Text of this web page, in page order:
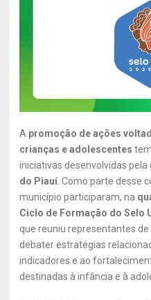
A promoção de ações
crianças e adolescentes
iniciativas desenvolvidas
do Piauí . Como parte desse
município participaram, na
Ciclo de Formação do Selo
que reuniu representantes de
debater estratégias
indicadores e ao
destinadas à infância e à